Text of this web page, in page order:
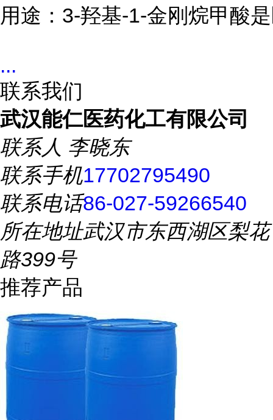
用途：3-羟基-1-金刚烷甲酸
...
联系我们
武汉能仁医药化工有限公司
联系人 李晓东
联系手机17702795490
联系电话86-027-59266540
所在地址武汉市东西湖区梨花
路399号
推荐产品